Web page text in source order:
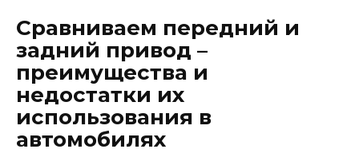
Сравниваем передний и
задний привод –
преимущества и
недостатки их
использования в
автомобилях